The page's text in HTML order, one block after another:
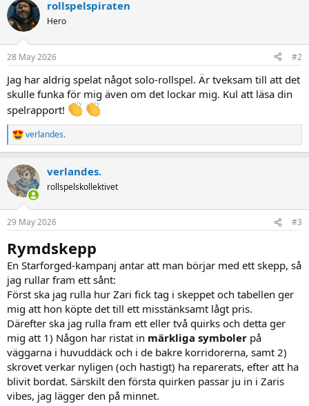
c
t
i
s
rollspelspiraten
Hero
28 May 2026 #2
Jag har aldrig spelat något solo-rollspel. Är tveksam till att det
skulle funka för mig även om det lockar mig. Kul att läsa din
spelrapport!
R
e
c
t
i
s
verlandes.
verlandes.
rollspelskollektivet
29 May 2026 #3
Rymdskepp
En Starforged-kampanj antar att man börjar med ett skepp, så
jag rullar fram ett sånt:
Först ska jag rulla hur Zari fick tag i skeppet och tabellen ger
mig att hon köpte det till ett misstänksamt lågt pris.
Därefter ska jag rulla fram ett eller två quirks och detta ger
mig att 1) Någon har ristat in märkliga symboler på
väggarna i huvuddäck och i de bakre korridorerna, samt 2)
skrovet verkar nyligen (och hastigt) ha reparerats, efter att ha
blivit bordat. Särskilt den första quirken passar ju in i Zaris
vibes, jag lägger den på minnet.